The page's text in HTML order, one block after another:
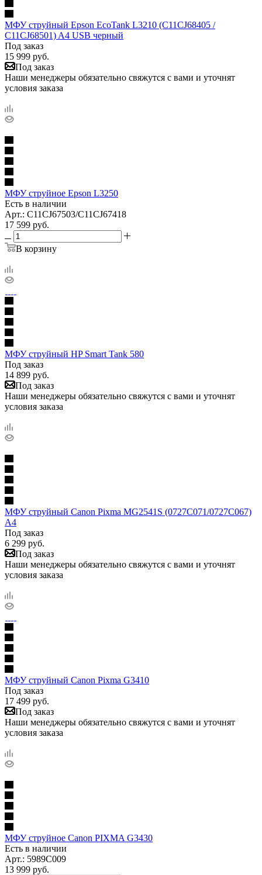
МФУ струйный Epson EcoTank L3210 (C11CJ68405 /
C11CJ68501) A4 USB черный
Под заказ
15 999 руб.
Под заказ
Наши менеджеры обязательно свяжутся с вами и уточнят
условия заказа
МФУ струйное Epson L3250
Есть в наличии
Арт.: C11CJ67503/C11CJ67418
17 599 руб.
В корзину
МФУ струйный HP Smart Tank 580
Под заказ
14 899 руб.
Под заказ
Наши менеджеры обязательно свяжутся с вами и уточнят
условия заказа
МФУ струйный Canon Pixma MG2541S (0727C071/0727C067)
A4
Под заказ
6 299 руб.
Под заказ
Наши менеджеры обязательно свяжутся с вами и уточнят
условия заказа
МФУ струйный Canon Pixma G3410
Под заказ
17 499 руб.
Под заказ
Наши менеджеры обязательно свяжутся с вами и уточнят
условия заказа
МФУ струйное Canon PIXMA G3430
Есть в наличии
Арт.: 5989C009
13 999 руб.